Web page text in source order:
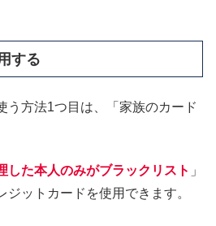
する
う方法1つ目は、「家族のカード
した本人のみがブラックリスト 」
ジットカードを使用できます。